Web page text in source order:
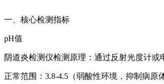
一、核心检测指标
pH值
阴道炎检测仪检测原理：通过反射光度计或
正常范围：3.8-4.5（弱酸性环境，抑制病原